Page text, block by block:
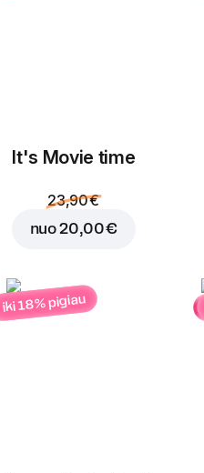
It's Movie time
23,90 €
nuo20,00 €
iki 18% pigiau